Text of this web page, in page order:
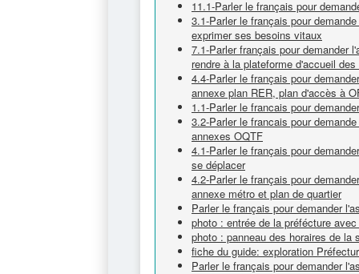
11.1-Parler le français pour
3.1-Parler le français pour
exprimer ses besoins vitaux
7.1-Parler français pour demander
rendre à la plateforme d'accueil
4.4-Parler le français pour
annexe plan RER, plan d'accès à
1.1-Parler le francais pour
3.2-Parler le francais pour
annexes OQTF
4.1-Parler le français pour
se déplacer
4.2-Parler le français pour
annexe métro et plan de quartier
Parler le français pour demander
photo : entrée de la préfécture
photo : panneau des horaires de la
fiche du guide: exploration
Parler le français pour demander